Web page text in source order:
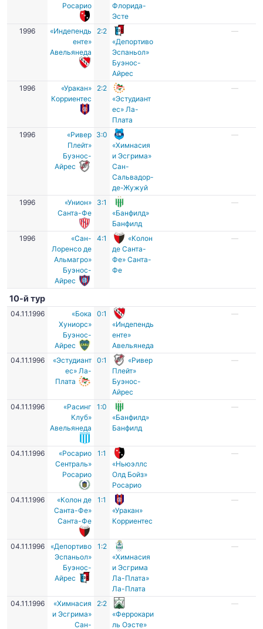
Росарио
Флорида-
Эсте
1996
«Индепендь
енте»
Авельянеда
2:2
«Депортиво
Эспаньол»
Буэнос-
Айрес
—
1996
«Уракан»
Корриентес
2:2
«Эстудиант
ес» Ла-
Плата
—
1996
«Ривер
Плейт»
Буэнос-
Айрес
3:0
«Химнасия
и Эсгрима»
Сан-
Сальвадор-
де-Жужуй
—
1996
«Унион»
Санта-Фе
3:1
«Банфилд»
Банфилд
—
1996
«Сан-
Лоренсо де
Альмагро»
Буэнос-
Айрес
4:1
«Колон
де Санта-
Фе» Санта-
Фе
—
10-й тур
04.11.1996
«Бока
Хуниорс»
Буэнос-
Айрес
0:1
«Индепендь
енте»
Авельянеда
—
04.11.1996
«Эстудиант
ес» Ла-
Плата
0:1
«Ривер
Плейт»
Буэнос-
Айрес
—
04.11.1996
«Расинг
Клуб»
Авельянеда
1:0
«Банфилд»
Банфилд
—
04.11.1996
«Росарио
Сентраль»
Росарио
1:1
«Ньюэллс
Олд Бойз»
Росарио
—
04.11.1996
«Колон де
Санта-Фе»
Санта-Фе
1:1
«Уракан»
Корриентес
—
04.11.1996
«Депортиво
Эспаньол»
Буэнос-
Айрес
1:2
«Химнасия
и Эсгрима
Ла-Плата»
Ла-Плата
—
04.11.1996
«Химнасия
и Эсгрима»
Сан-
2:2
«Феррокари
ль Оэсте»
—